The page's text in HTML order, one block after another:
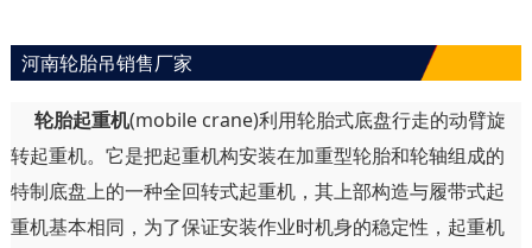
河南轮胎吊销售厂家
轮胎起重机(mobile crane)利用轮胎式底盘行走的动臂旋
转起重机。它是把起重机构安装在加重型轮胎和轮轴组成的
特制底盘上的一种全回转式起重机，其上部构造与履带式起
重机基本相同，为了保证安装作业时机身的稳定性，起重机